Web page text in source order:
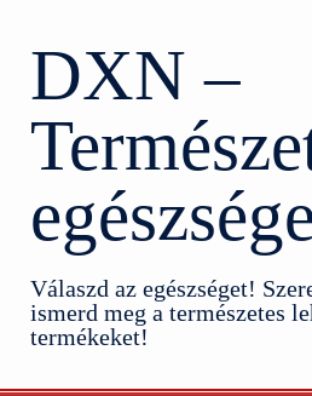
DXN –
Válaszd az egészséget!
ismerd meg a természetes
termékeket!